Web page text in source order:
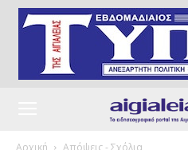
Αρχική Απόψεις - Σχόλια